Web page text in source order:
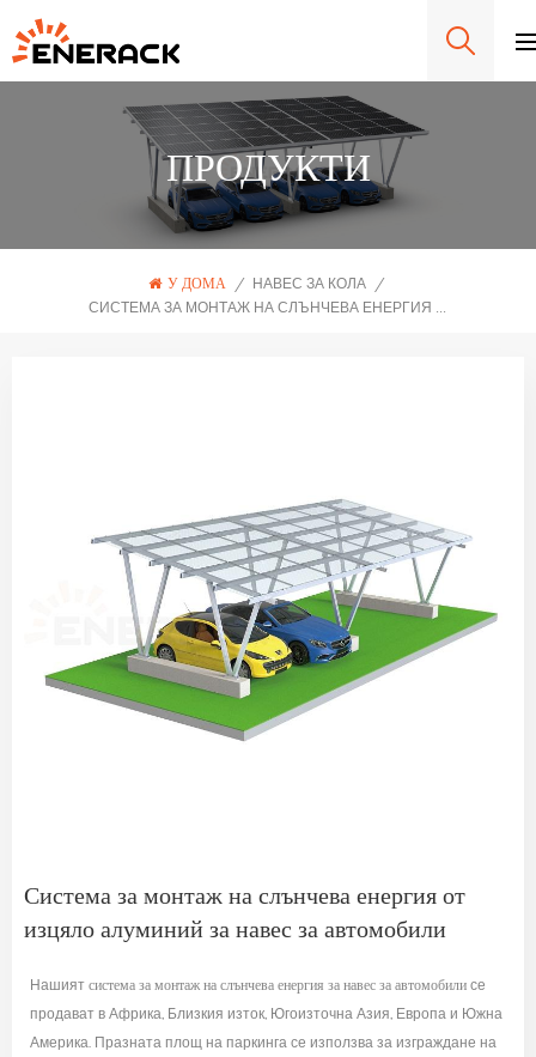
ПРОДУКТИ
У ДОМА / НАВЕС ЗА КОЛА
/
СИСТЕМА ЗА МОНТАЖ НА СЛЪНЧЕВА ЕНЕРГИЯ ОТ ИЗЦЯЛО АЛУМИНИЙ ЗА НАВЕС ЗА АВТОМОБИЛИ
Система за монтаж на слънчева енергия от
изцяло алуминий за навес за автомобили
Нашият система за монтаж на слънчева енергия за навес за автомобили се
продават в Африка, Близкия изток, Югоизточна Азия, Европа и Южна
Америка. Празната площ на паркинга се използва за изграждане на